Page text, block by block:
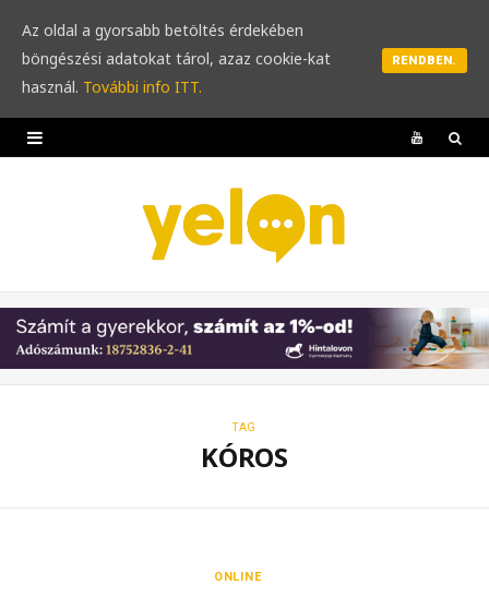
Y
u
b
e
TAG
KÓROS
ONLINE
Az oldal a gyorsabb betöltés érdekében
böngészési adatokat tárol, azaz cookie-kat
használ. További info ITT.
RENDBEN.